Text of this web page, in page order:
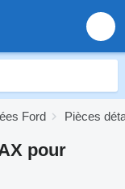
Ford Pièces
pour